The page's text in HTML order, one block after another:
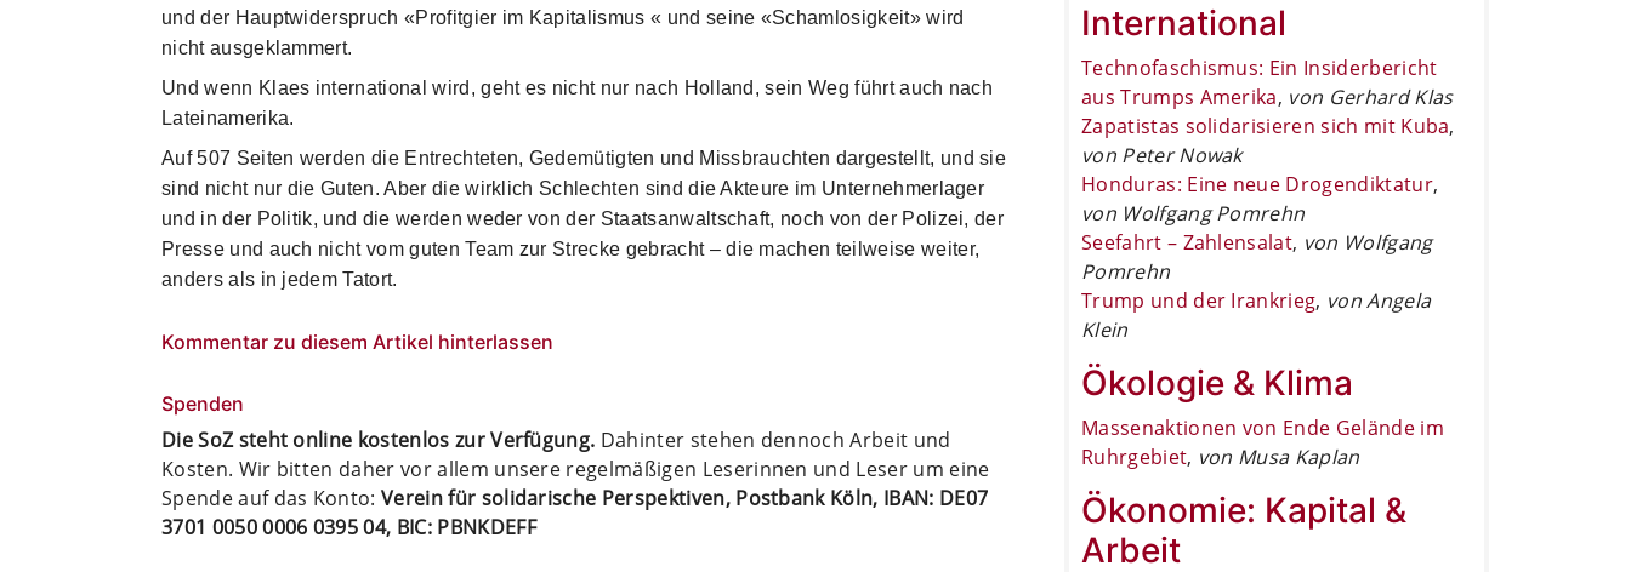
und der Hauptwiderspruch «Profitgier im Kapitalismus « und seine «Schamlosigkeit» wird
nicht ausgeklammert.
Und wenn Klaes international wird, geht es nicht nur nach Holland, sein Weg führt auch nach
Lateinamerika.
Auf 507 Seiten werden die Entrechteten, Gedemütigten und Missbrauchten dargestellt, und sie
sind nicht nur die Guten. Aber die wirklich Schlechten sind die Akteure im Unternehmerlager
und in der Politik, und die werden weder von der Staatsanwaltschaft, noch von der Polizei, der
Presse und auch nicht vom guten Team zur Strecke gebracht – die machen teilweise weiter,
anders als in jedem Tatort.
Kommentar zu diesem Artikel hinterlassen
Spenden
Die SoZ steht online kostenlos zur Verfügung. Dahinter stehen dennoch Arbeit und
Kosten. Wir bitten daher vor allem unsere regelmäßigen Leserinnen und Leser um eine
Spende auf das Konto:Verein für solidarische Perspektiven, Postbank Köln, IBAN: DE07
3701 0050 0006 0395 04, BIC: PBNKDEFF
International
Technofaschismus: Ein Insiderbericht
aus Trumps Amerika, von Gerhard Klas
Zapatistas solidarisieren sich mit Kuba,
von Peter Nowak
Honduras: Eine neue Drogendiktatur,
von Wolfgang Pomrehn
Seefahrt – Zahlensalat, von Wolfgang
Pomrehn
Trump und der Irankrieg, von Angela
Klein
Ökologie & Klima
Massenaktionen von Ende Gelände im
Ruhrgebiet, von Musa Kaplan
Ökonomie: Kapital &
Arbeit